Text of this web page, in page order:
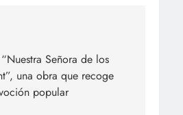
Señora de los
una obra que recoge
popular